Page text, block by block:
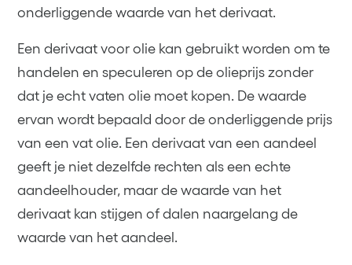
onderliggende waarde van het derivaat.
Een derivaat voor olie kan gebruikt worden om te
handelen en speculeren op de olieprijs zonder
dat je echt vaten olie moet kopen. De waarde
ervan wordt bepaald door de onderliggende prijs
van een vat olie. Een derivaat van een aandeel
geeft je niet dezelfde rechten als een echte
aandeelhouder, maar de waarde van het
derivaat kan stijgen of dalen naargelang de
waarde van het aandeel.